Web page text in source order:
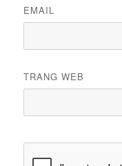
EMAIL
TRANG WEB